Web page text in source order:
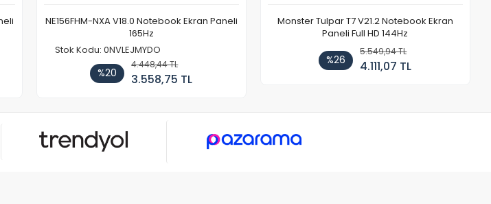
NE156FHM-NXA V18.0 Notebook Ekran Paneli
165Hz
Stok Kodu: 0NVLEJMYDO
%20
4.448,44 TL
3.558,75 TL
Monster Tulpar T7 V21.2 Notebook Ekran
Paneli Full HD 144Hz
%26
5.549,94 TL
4.111,07 TL